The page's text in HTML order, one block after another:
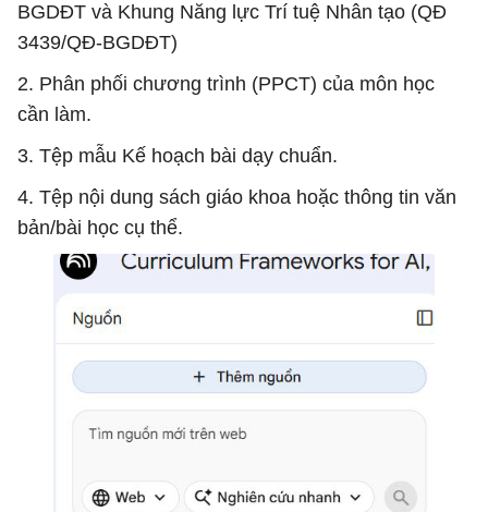
BGDĐT và Khung Năng lực Trí tuệ Nhân tạo (QĐ
3439/QĐ-BGDĐT)
2. Phân phối chương trình (PPCT) của môn học
cần làm.
3. Tệp mẫu Kế hoạch bài dạy chuẩn.
4. Tệp nội dung sách giáo khoa hoặc thông tin văn
bản/bài học cụ thể.